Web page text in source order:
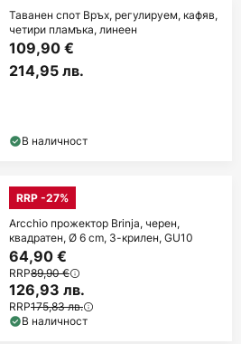
Таванен спот Връх, регулируем, кафяв,
четири пламъка, линеен
109,90 €
214,95 лв.
В наличност
RRP -27%
Arcchio прожектор Brinja, черен,
квадратен, Ø 6 cm, 3-крилен, GU10
64,90 €
RRP89,90 €
126,93 лв.
RRP175,83 лв.
В наличност